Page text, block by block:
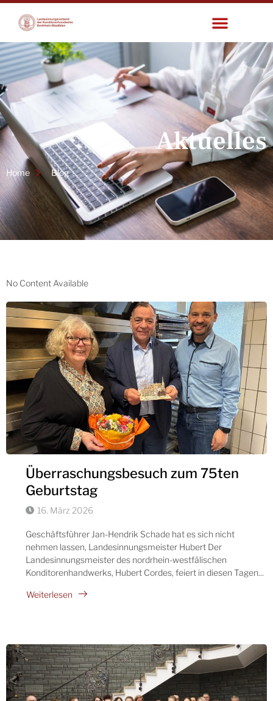
Aktuelles
Home Blog
No Content Available
Überraschungsbesuch zum 75ten
Geburtstag
16. März 2026
Geschäftsführer Jan-Hendrik Schade hat es sich nicht
nehmen lassen, Landesinnungsmeister Hubert Der
Landesinnungsmeister des nordrhein-westfälischen
Konditorenhandwerks, Hubert Cordes, feiert in diesen Tagen...
Weiterlesen